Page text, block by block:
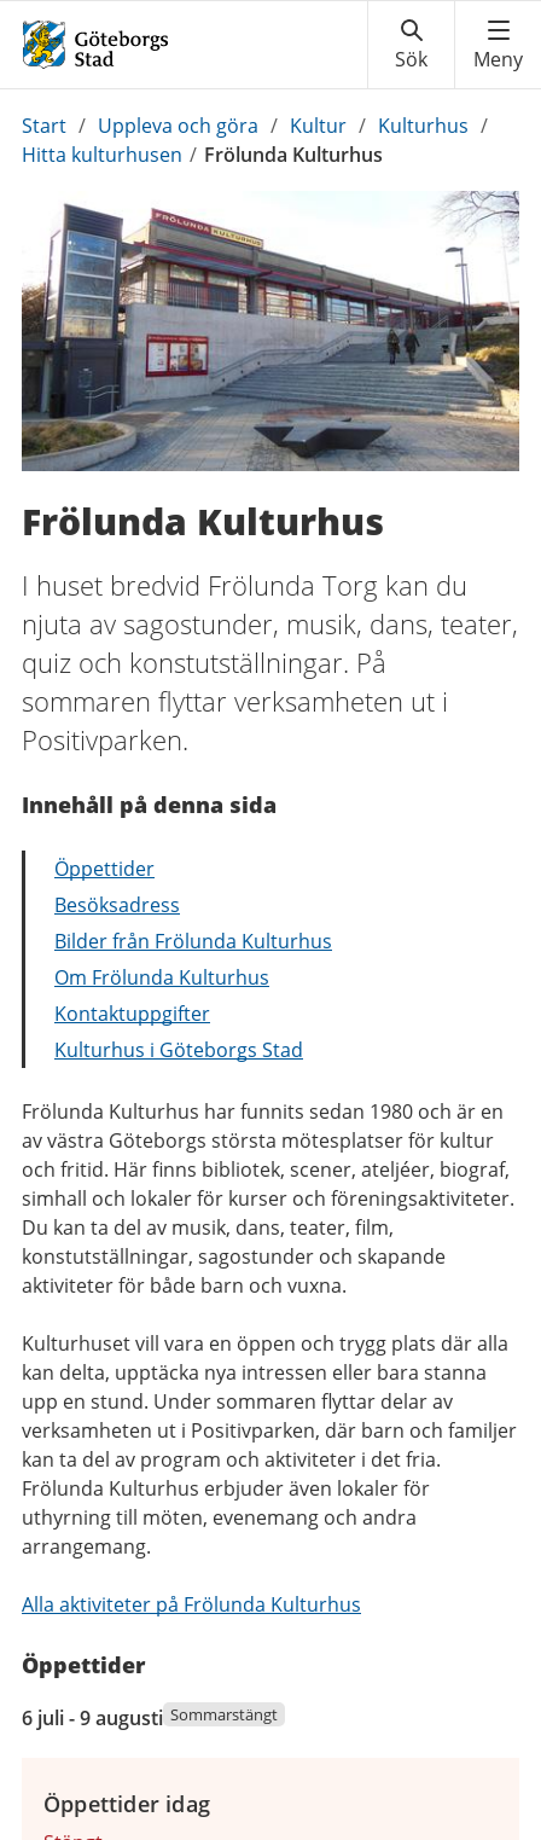
Du
är
Start / Uppleva och göra / Kultur / Kulturhus /
Hitta kulturhusen / Frölunda Kulturhus
Frölunda Kulturhus
I huset bredvid Frölunda Torg kan du
njuta av sagostunder, musik, dans, teater,
quiz och konstutställningar. På
sommaren flyttar verksamheten ut i
Positivparken.
Innehåll på denna sida
Öppettider
Besöksadress
Bilder från Frölunda Kulturhus
Om Frölunda Kulturhus
Kontaktuppgifter
Kulturhus i Göteborgs Stad
Frölunda Kulturhus har funnits sedan 1980 och är en
av västra Göteborgs största mötesplatser för kultur
och fritid. Här finns bibliotek, scener, ateljéer, biograf,
simhall och lokaler för kurser och föreningsaktiviteter.
Du kan ta del av musik, dans, teater, film,
konstutställningar, sagostunder och skapande
aktiviteter för både barn och vuxna.
Kulturhuset vill vara en öppen och trygg plats där alla
kan delta, upptäcka nya intressen eller bara stanna
upp en stund. Under sommaren flyttar delar av
verksamheten ut i Positivparken, där barn och familjer
kan ta del av program och aktiviteter i det fria.
Frölunda Kulturhus erbjuder även lokaler för
uthyrning till möten, evenemang och andra
arrangemang.
Alla aktiviteter på Frölunda Kulturhus
Öppettider
6
juli
6 juli - 9 augusti Sommarstängt
Öppettider idag